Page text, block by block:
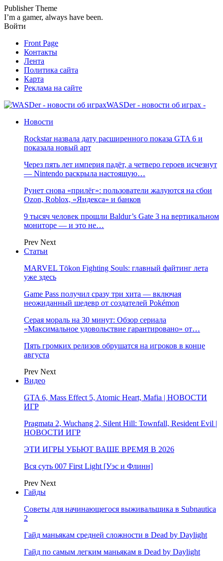
Publisher Theme
I’m a gamer, always have been.
Войти
Front Page
Контакты
Лента
Политика сайта
Карта
Реклама на сайте
WASDer - новости об играх -
Новости
Rockstar назвала дату расширенного показа GTA 6 и
показала новый арт
Через пять лет империя падёт, а четверо героев исчезнут
— Nintendo раскрыла настоящую…
Рунет снова «прилёг»: пользователи жалуются на сбои
Ozon, Roblox, «Яндекса» и банков
9 тысяч человек прошли Baldur’s Gate 3 на вертикальном
мониторе — и это не…
Prev Next
Статьи
MARVEL Tōkon Fighting Souls: главный файтинг лета
уже здесь
Game Pass получил сразу три хита — включая
неожиданный шедевр от создателей Pokémon
Серая мораль на 30 минут: Обзор сериала
«Максимальное удовольствие гарантировано» от…
Пять громких релизов обрушатся на игроков в конце
августа
Prev Next
Видео
GTA 6, Mass Effect 5, Atomic Heart, Mafia | НОВОСТИ
ИГР
Pragmata 2, Wuchang 2, Silent Hill: Townfall, Resident Evil |
НОВОСТИ ИГР
ЭТИ ИГРЫ УБЬЮТ ВАШЕ ВРЕМЯ В 2026
Вся суть 007 First Light [Уэс и Флинн]
Prev Next
Гайды
Советы для начинающегося выживальщика в Subnautica
2
Гайд маньякам средней сложности в Dead by Daylight
Гайд по самым легким маньякам в Dead by Daylight